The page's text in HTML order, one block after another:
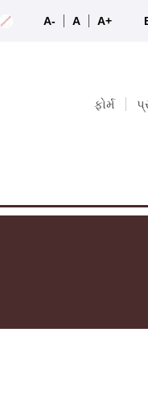
A- A A+
ફોર્મ